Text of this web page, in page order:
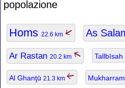
popolazione
Homs 22.6 km As
Ar Rastan 20.2 km Tallbīsah
Al Ghanţū 21.3 km